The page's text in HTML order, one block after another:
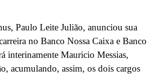
Paulo Leite Julião, anunciou sua
no Banco Nossa Caixa e Banco
interinamente Mauricio Messias,
acumulando, assim, os dois cargos